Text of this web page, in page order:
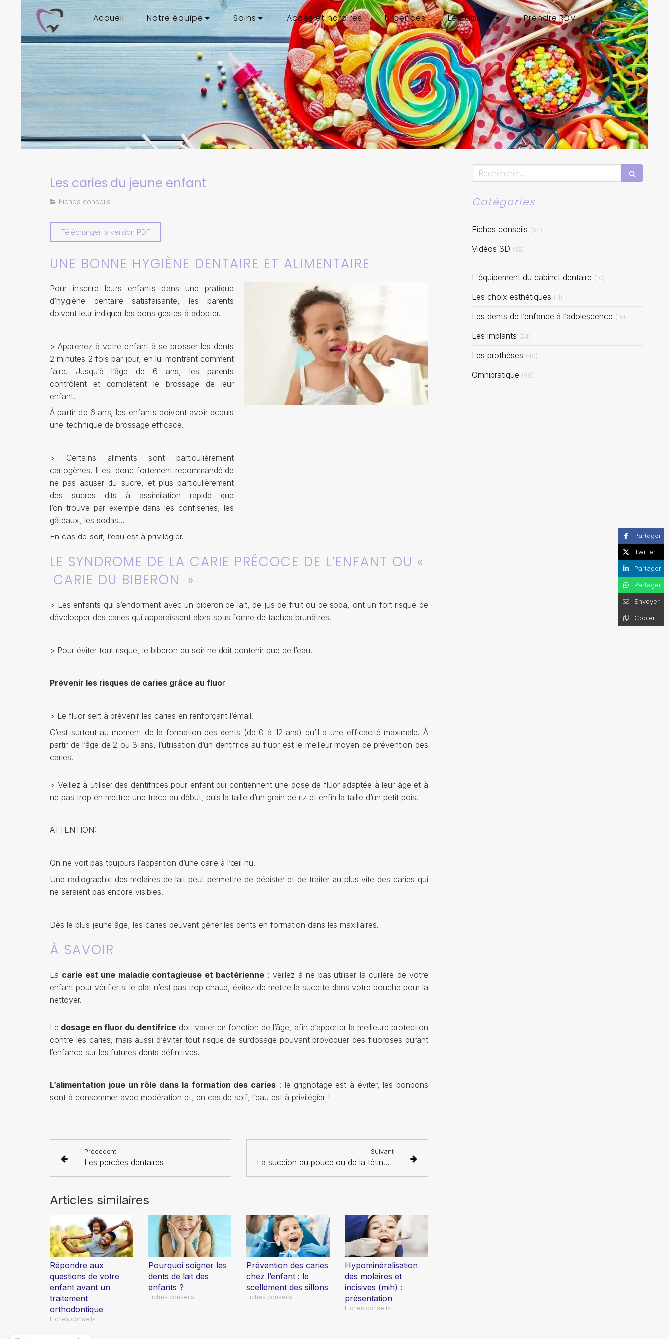
Accueil Notre équipe Soins Accès et horaires Urgences Le cabinet Prendre RDV
Les caries du jeune enfant
Fiches conseils
Télécharger la version PDF
UNE BONNE HYGIÈNE DENTAIRE ET ALIMENTAIRE
Pour inscrire leurs enfants dans une pratique
d’hygiène dentairesatisfaisante, les parents
doivent leur indiquer les bons gestes à adopter.
> Apprenez à votre enfant à se brosser les dents
2 minutes 2 fois par jour, en lui montrant comment
faire. Jusqu’à l’âge de 6 ans, les parents
contrôlent et complètent le brossage de leur
enfant.
À partir de 6 ans, les enfants doivent avoir acquis
une technique de brossage efficace.
> Certains aliments sont particulièrement
cariogènes. Il est doncfortement recommandé de
ne pas abuser du sucre, et plus particulièrement
des sucres dits à assimilation rapide que
l’on trouve par exemple dans les confiseries, les
gâteaux, les sodas…
En cas de soif, l’eau est à privilégier.
LE SYNDROME DE LA CARIE PRÉCOCE DE L’ENFANT OU «
CARIE DU BIBERON »
> Les enfants qui s’endorment avec un biberon de lait, de jus de fruit ou de soda, ont un fort risque de
développer des caries qui apparaissent alors sous forme de taches brunâtres.
> Pour éviter tout risque, le biberon du soir ne doit contenir que de l’eau.
Prévenir les risques de caries grâce au fluor
> Le fluor sert à prévenir les caries en renforçant l’émail.
C’est surtout au moment de la formation des dents (de 0 à 12 ans) qu’il a une efficacité maximale. À
partir de l’âge de 2 ou 3 ans, l’utilisation d’un dentifrice au fluor est le meilleur moyen de prévention des
caries.
> Veillez à utiliser des dentifrices pour enfant qui contiennent une dose de fluor adaptée à leur âge et à
ne pas trop en mettre: une trace au début, puis la taille d’un grain de riz et enfin la taille d’un petit pois.
ATTENTION:
On ne voit pas toujours l’apparition d’une carie à l’œil nu.
Une radiographie des molaires de lait peut permettre de dépister et de traiter au plus vite des caries qui
ne seraient pas encore visibles.
Dès le plus jeune âge, les caries peuvent gêner les dents en formation dans les maxillaires.
À SAVOIR
La carie est une maladie contagieuse et bactérienne : veillez à ne pas utiliser la cuillère de votre
enfant pour vérifier si le plat n’est pas trop chaud, évitez de mettre la sucette dans votre bouche pour la
nettoyer.
Le dosage en fluor du dentifrice doit varier en fonction de l’âge, afin d’apporter la meilleure protection
contre les caries, mais aussi d’éviter tout risque de surdosage pouvant provoquer des fluoroses durant
l’enfance sur les futures dents définitives.
L’alimentation joue un rôle dans la formation des caries : le grignotage est à éviter, les bonbons
sont à consommer avec modération et, en cas de soif, l’eau est à privilégier !
Précédent
Les percées dentaires
Suivant
La succion du pouce ou de la tétine : faut-il intervenir ?
Articles similaires
Répondre aux
questions de votre
enfant avant un
traitement
orthodontique
Fiches conseils
Pourquoi soigner les
dents de lait des
enfants ?
Fiches conseils
Prévention des caries
chez l’enfant : le
scellement des sillons
Fiches conseils
Hypominéralisation
des molaires et
incisives (mih) :
présentation
Fiches conseils
Partager
Twitter
Partager
Partager
Envoyer
Copier
Rechercher
Catégories
Fiches conseils (64)
Vidéos 3D (32)
L'équipement du cabinet dentaire (10)
Les choix esthétiques (11)
Les dents de l’enfance à l’adolescence (15)
Les implants (24)
Les prothèses (40)
Omnipratique (96)